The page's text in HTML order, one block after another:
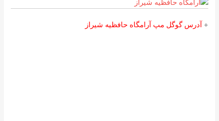
+ آدرس گوگل مپ آرامگاه حافظیه شیراز